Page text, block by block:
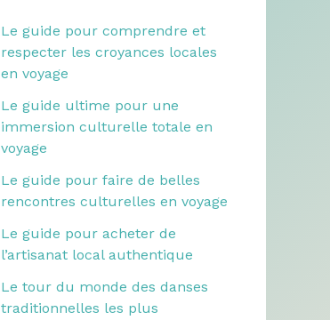
Le guide pour comprendre et
respecter les croyances locales
en voyage
Le guide ultime pour une
immersion culturelle totale en
voyage
Le guide pour faire de belles
rencontres culturelles en voyage
Le guide pour acheter de
l’artisanat local authentique
Le tour du monde des danses
traditionnelles les plus